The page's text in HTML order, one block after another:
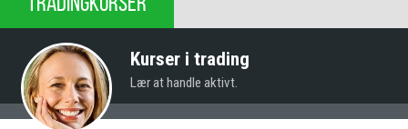
Kurser i trading
Lær at handle aktivt.